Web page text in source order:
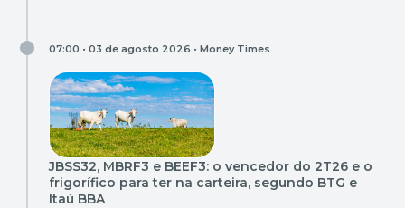
07:00 • 03 de agosto 2026 • Money Times
JBSS32, MBRF3 e BEEF3: o vencedor do 2T26 e o
frigorífico para ter na carteira, segundo BTG e
Itaú BBA